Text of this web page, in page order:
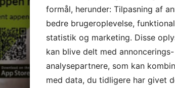
formål, herunder: Tilpasning af
bedre brugeroplevelse,
statistik og marketing. Disse
kan blive delt med
analysepartnere, som kan
med data, du tidligere har givet